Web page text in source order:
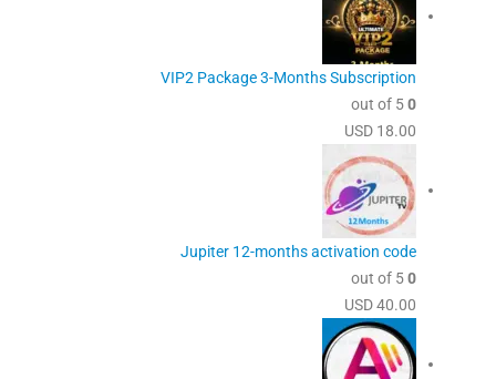
VIP2 Package 3-Months Subscription
0
USD 18.00
Jupiter 12-months activation code
0
USD40.00